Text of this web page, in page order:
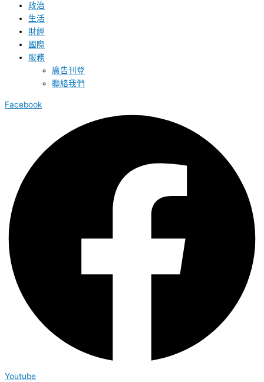
政治
生活
財經
國際
服務
廣告刊登
聯絡我們
Facebook
Youtube